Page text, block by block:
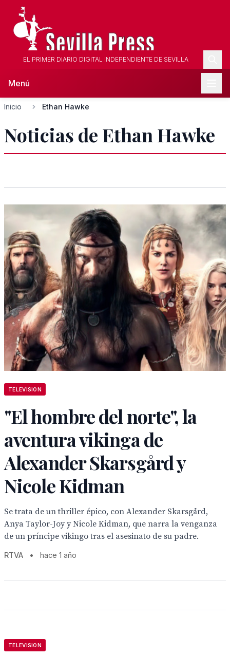
EL PRIMER DIARIO DIGITAL INDEPENDIENTE DE SEVILLA
Menú
Inicio Ethan Hawke
Noticias de Ethan Hawke
TELEVISION
"El hombre del norte", la
aventura vikinga de
Alexander Skarsgård y
Nicole Kidman
Se trata de un thriller épico, con Alexander Skarsgård,
Anya Taylor-Joy y Nicole Kidman, que narra la venganza
de un príncipe vikingo tras el asesinato de su padre.
RTVA • hace 1 año
TELEVISION